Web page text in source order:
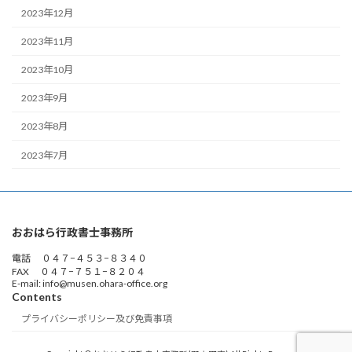
2023年12月
2023年11月
2023年10月
2023年9月
2023年8月
2023年7月
おおはら行政書士事務所
電話 ０４７−４５３−８３４０
FAX ０４７−７５１−８２０４
E-mail: info@musen.ohara-office.org
Contents
プライバシーポリシー及び免責事項